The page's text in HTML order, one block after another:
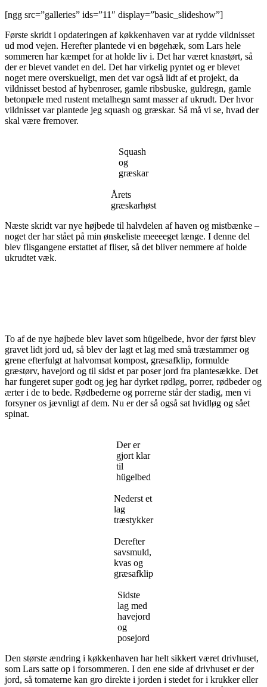
[ngg src=”galleries” ids=”11″ display=”basic_slideshow”]
Første skridt i opdateringen af køkkenhaven var at rydde vildnisset
ud mod vejen. Herefter plantede vi en bøgehæk, som Lars hele
sommeren har kæmpet for at holde liv i. Det har været knastørt, så
der er blevet vandet en del. Det har virkelig pyntet og er blevet
noget mere overskueligt, men det var også lidt af et projekt, da
vildnisset bestod af hybenroser, gamle ribsbuske, guldregn, gamle
betonpæle med rustent metalhegn samt masser af ukrudt. Der hvor
vildnisset var plantede jeg squash og græskar. Så må vi se, hvad der
skal være fremover.
Squash
og
græskar
Årets
græskarhøst
Næste skridt var nye højbede til halvdelen af haven og mistbænke –
noget der har stået på min ønskeliste meeeeget længe. I denne del
blev flisgangene erstattet af fliser, så det bliver nemmere af holde
ukrudtet væk.
To af de nye højbede blev lavet som hügelbede, hvor der først blev
gravet lidt jord ud, så blev der lagt et lag med små træstammer og
grene efterfulgt at halvomsat kompost, græsafklip, formulde
græstørv, havejord og til sidst et par poser jord fra plantesække. Det
har fungeret super godt og jeg har dyrket rødløg, porrer, rødbeder og
ærter i de to bede. Rødbederne og porrerne står der stadig, men vi
forsyner os jævnligt af dem. Nu er der så også sat hvidløg og sået
spinat.
Der er
gjort klar
til
hügelbed
Nederst et
lag
træstykker
Derefter
savsmuld,
kvas og
græsafklip
Sidste
lag med
havejord
og
posejord
Den største ændring i køkkenhaven har helt sikkert været drivhuset,
som Lars satte op i forsommeren. I den ene side af drivhuset er der
jord, så tomaterne kan gro direkte i jorden i stedet for i krukker eller